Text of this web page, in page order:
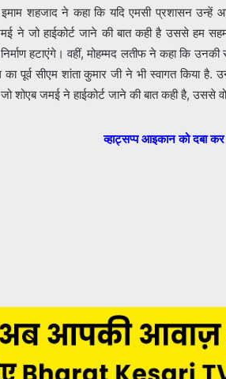
शहजाद ने कहा कि यदि एमसी प्रशासन उन्हें
ने जो हाईकोर्ट जाने की बात कही है उससे हम
हटाएंगे। वहीं, मोहम्मद लतीफ ने कहा कि
पूर्व सीएम शांता कुमार जी ने भी स्वागत किया है.
शोएब जमई ने हाईकोर्ट जाने की बात कही है, उससे
व्हाट्सप्प आइकान को दबा